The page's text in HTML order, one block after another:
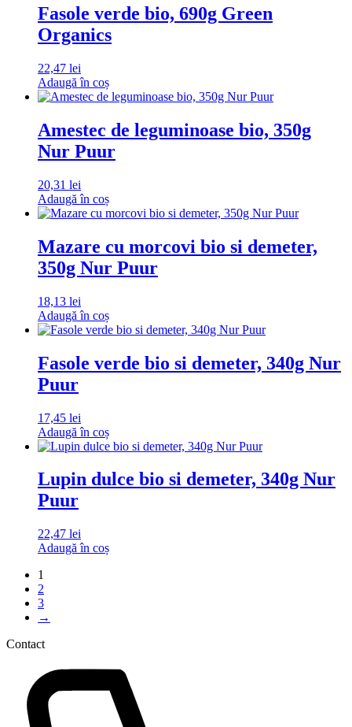
Fasole verde bio, 690g Green
Organics
22,47 lei
Adaugă în coș
Amestec de leguminoase bio, 350g
Nur Puur
20,31 lei
Adaugă în coș
Mazare cu morcovi bio si demeter,
350g Nur Puur
18,13 lei
Adaugă în coș
Fasole verde bio si demeter, 340g Nur
Puur
17,45 lei
Adaugă în coș
Lupin dulce bio si demeter, 340g Nur
Puur
22,47 lei
Adaugă în coș
1
2
3
→
Contact